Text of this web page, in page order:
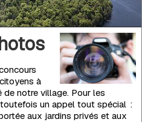
à
de notre village. Pour les
un appel tout spécial :
aux jardins privés et aux